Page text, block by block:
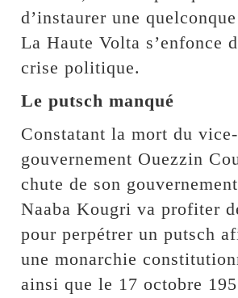
d’instaurer une
La Haute Volta s’enfonce
crise politique.
Le putsch manqué
Constatant la mort du
gouvernement Ouezzin
chute de son
Naaba Kougri va profiter
pour perpétrer un putsch
une monarchie
ainsi que le 17 octobre